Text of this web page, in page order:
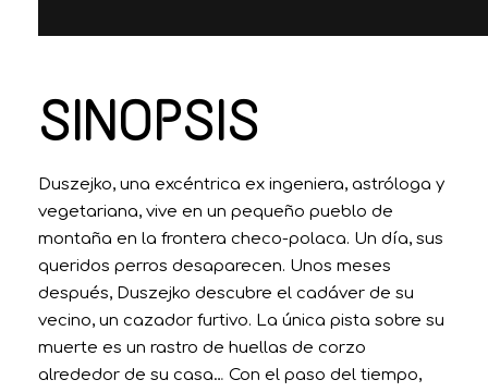
SINOPSIS
Duszejko, una excéntrica ex ingeniera, astróloga y
vegetariana, vive en un pequeño pueblo de
montaña en la frontera checo-polaca. Un día, sus
queridos perros desaparecen. Unos meses
después, Duszejko descubre el cadáver de su
vecino, un cazador furtivo. La única pista sobre su
muerte es un rastro de huellas de corzo
alrededor de su casa… Con el paso del tiempo,